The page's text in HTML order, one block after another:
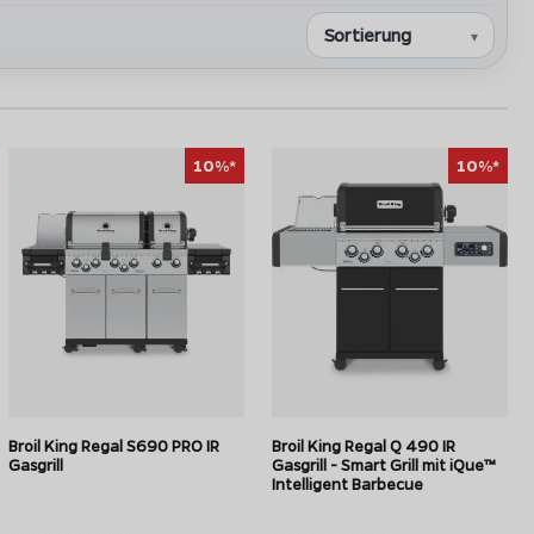
Broil King Regal S 590 PRO IR Gasgrill
10%*
Broil King Regal S690 PRO IR
Gasgrill
10%*
Broil King Regal Q 490 IR
Gasgrill - Smart Grill mit iQue™
Intelligent Barbecue